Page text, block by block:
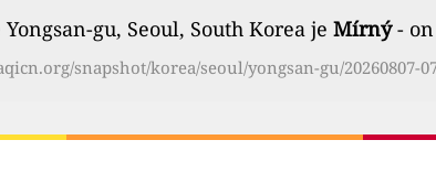
gu, Seoul, South Korea je Mírný- on
snapshot/korea/seoul/yongsan-gu/20260807-